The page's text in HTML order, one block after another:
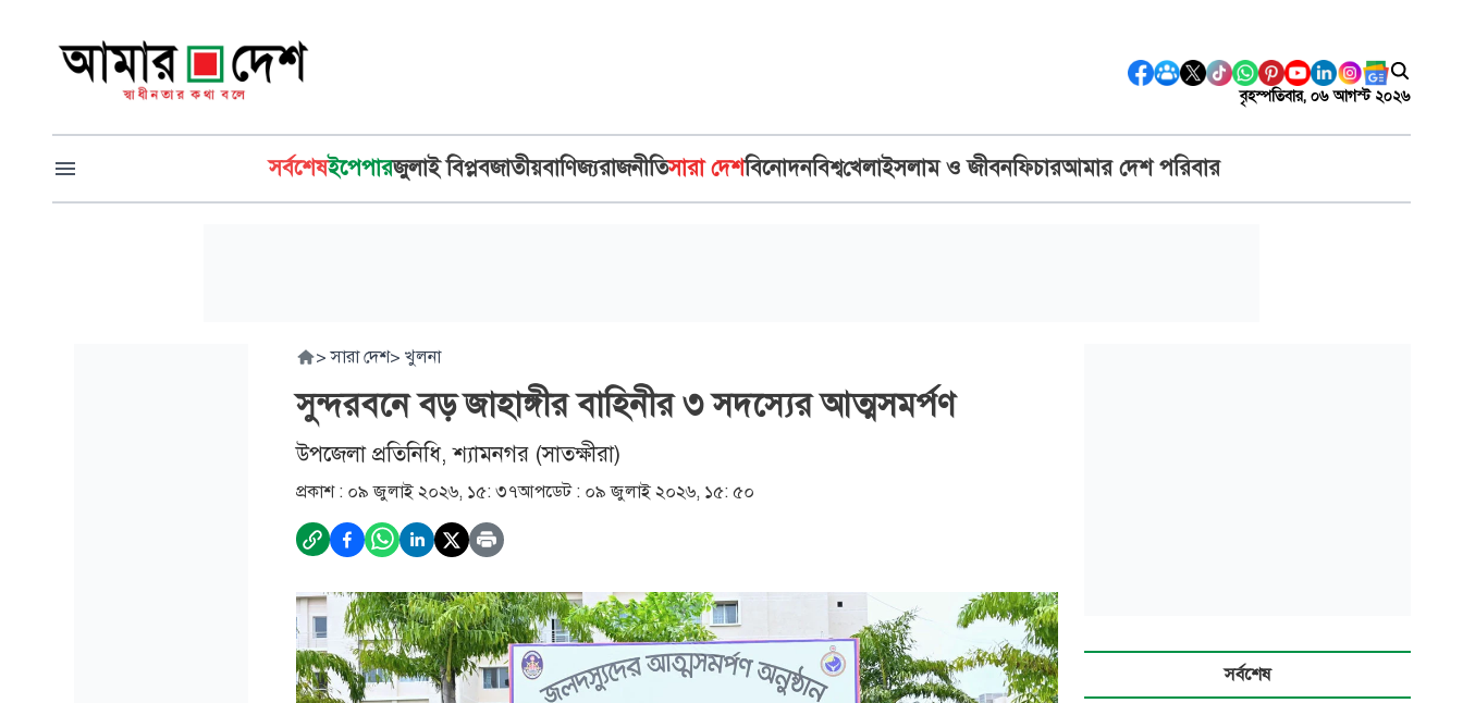
বৃহস্পতিবার, ০৬ আগস্ট ২০২৬
সর্বশেষইপেপারজুলাই বিপ্লবজাতীয়বাণিজ্যরাজনীতিসারা দেশবিনোদনবিশ্বখেলাইসলাম ও জীবনফিচারআমার দেশ পরিবার
> সারা দেশ> খুলনা
সুন্দরবনে বড় জাহাঙ্গীর বাহিনীর ৩ সদস্যের আত্মসমর্পণ
উপজেলা প্রতিনিধি, শ্যামনগর (সাতক্ষীরা)
প্রকাশ : ০৯ জুলাই ২০২৬, ১৫: ৩৭আপডেট : ০৯ জুলাই ২০২৬, ১৫: ৫০
সর্বশেষ